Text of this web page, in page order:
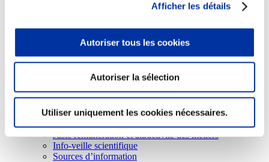
Afficher les détails
Autoriser tous les cookies
Autoriser la sélection
Utiliser uniquement les cookies nécessaires.
Sécurité sanitaire
Viandes et santé
Juste rémunération et attractivité des métiers
Info-veille scientifique
Sources d’information